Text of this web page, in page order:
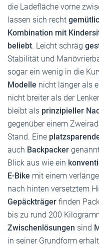
die Ladefläche vorne
lassen sich recht
Kombination mit
beliebt. Leicht schräg
Stabilität und
sogar ein wenig in die
Modelle nicht länger als
nicht breiter als der
bleibt als prinzipieller
gegenüber einem
Stand. Eine
auch Backpacker
Blick aus wie ein
E-Bike mit einem
nach hinten versetztem
Gepäckträger finden
bis zu rund 200
Zwischenlösungen sind
in seiner Grundform